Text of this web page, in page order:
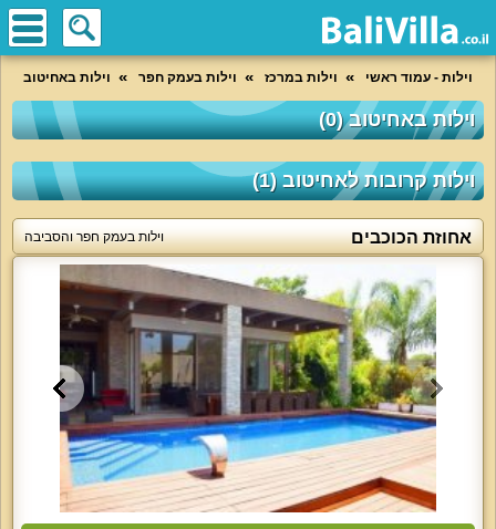
וילות - עמוד ראשי וילות במרכז וילות בעמק חפר וילות באחיטוב
וילות באחיטוב (0)
וילות קרובות לאחיטוב (1)
אחוזת הכוכבים וילות בעמק חפר והסביבה